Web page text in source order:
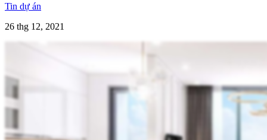
Tin dự án
26 thg 12, 2021